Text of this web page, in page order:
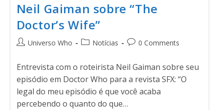
Neil Gaiman sobre “The
Doctor’s Wife”
Universo Who Notícias 0 Comments
Entrevista com o roteirista Neil Gaiman sobre seu
episódio em Doctor Who para a revista SFX: “O
legal do meu episódio é que você acaba
percebendo o quanto do que…